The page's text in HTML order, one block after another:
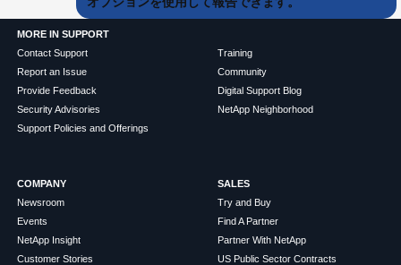
MORE IN SUPPORT
Contact Support
Report an Issue
Provide Feedback
Security Advisories
Support Policies and Offerings
Training
Community
Digital Support Blog
NetApp Neighborhood
COMPANY
Newsroom
Events
NetApp Insight
Customer Stories
SALES
Try and Buy
Find A Partner
Partner With NetApp
US Public Sector Contracts